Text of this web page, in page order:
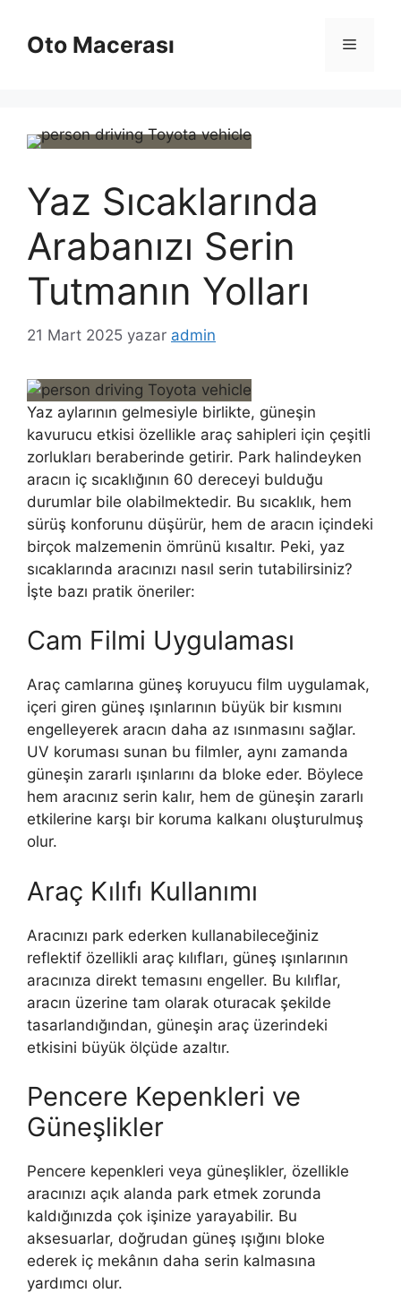
Oto Macerası Menü
Yaz Sıcaklarında
Arabanızı Serin
Tutmanın Yolları
21 Mart 2025 yazar admin
Yaz aylarının gelmesiyle birlikte, güneşin
kavurucu etkisi özellikle araç sahipleri için çeşitli
zorlukları beraberinde getirir. Park halindeyken
aracın iç sıcaklığının 60 dereceyi bulduğu
durumlar bile olabilmektedir. Bu sıcaklık, hem
sürüş konforunu düşürür, hem de aracın içindeki
birçok malzemenin ömrünü kısaltır. Peki, yaz
sıcaklarında aracınızı nasıl serin tutabilirsiniz?
İşte bazı pratik öneriler:
Cam Filmi Uygulaması
Araç camlarına güneş koruyucu film uygulamak,
içeri giren güneş ışınlarının büyük bir kısmını
engelleyerek aracın daha az ısınmasını sağlar.
UV koruması sunan bu filmler, aynı zamanda
güneşin zararlı ışınlarını da bloke eder. Böylece
hem aracınız serin kalır, hem de güneşin zararlı
etkilerine karşı bir koruma kalkanı oluşturulmuş
olur.
Araç Kılıfı Kullanımı
Aracınızı park ederken kullanabileceğiniz
reflektif özellikli araç kılıfları, güneş ışınlarının
aracınıza direkt temasını engeller. Bu kılıflar,
aracın üzerine tam olarak oturacak şekilde
tasarlandığından, güneşin araç üzerindeki
etkisini büyük ölçüde azaltır.
Pencere Kepenkleri ve
Güneşlikler
Pencere kepenkleri veya güneşlikler, özellikle
aracınızı açık alanda park etmek zorunda
kaldığınızda çok işinize yarayabilir. Bu
aksesuarlar, doğrudan güneş ışığını bloke
ederek iç mekânın daha serin kalmasına
yardımcı olur.